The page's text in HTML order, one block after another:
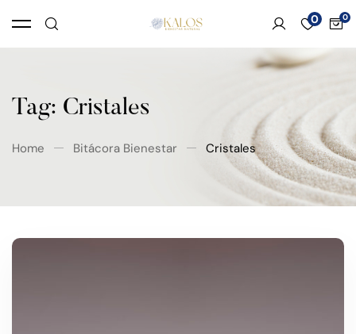
0
Tag: Cristales
Home Bitácora Bienestar Cristales